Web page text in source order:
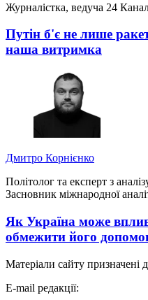
Журналістка, ведуча 24
Путін б'є не лише
наша витримка
Дмитро Корнієнко
Політолог та експерт з
Засновник міжнародної
Як Україна може
обмежити його
Матеріали сайту призначені
E-mail редакції: